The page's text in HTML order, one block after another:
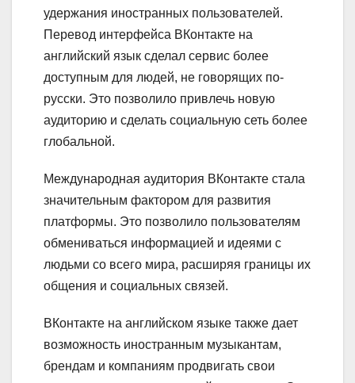
удержания иностранных пользователей.
Перевод интерфейса ВКонтакте на
английский язык сделал сервис более
доступным для людей, не говорящих по-
русски. Это позволило привлечь новую
аудиторию и сделать социальную сеть более
глобальной.
Международная аудитория ВКонтакте стала
значительным фактором для развития
платформы. Это позволило пользователям
обмениваться информацией и идеями с
людьми со всего мира, расширяя границы их
общения и социальных связей.
ВКонтакте на английском языке также дает
возможность иностранным музыкантам,
брендам и компаниям продвигать свои